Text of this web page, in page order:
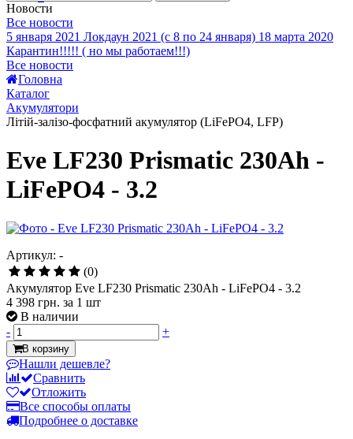
Новости
Все новости
5 января 2021 Локдаун 2021 (с 8 по 24 января) 18 марта 2020
Карантин!!!!! ( но мы работаем!!!)
Все новости
Головна
Каталог
Акумулятори
Літій-залізо-фосфатний акумулятор (LiFePO4, LFP)
Eve LF230 Prismatic 230Ah -
LiFePO4 - 3.2
Артикул: -
(0)
Акумулятор Eve LF230 Prismatic 230Ah - LiFePO4 - 3.2
4 398 грн. за 1 шт
В наличии
-
+
В корзину
Нашли дешевле?
Сравнить
Отложить
Все способы оплаты
Подробнее о доставке